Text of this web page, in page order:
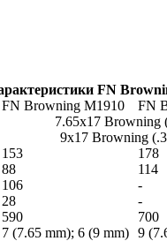
FN
FN Browning M1910
FN
7.65х17 Browning
9х17 Browning
153
178
88
114
106
-
28
-
590
700
7 (7.65 mm); 6 (9 mm) 9